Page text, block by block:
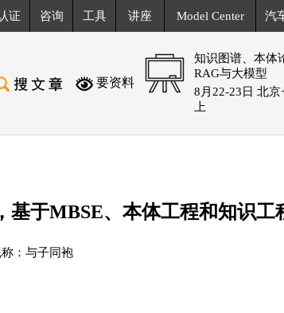
证 咨询 工具 讲座 Model Center 汽
要资料
知识图谱、本体
RAG与大模型
8月22-23日 北京
上
基于MBSE、本体工程和知识工
：与子同袍